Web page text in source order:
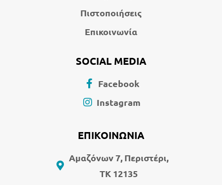
Πιστοποιήσεις
Επικοινωνία
SOCIAL MEDIA
Facebook
Instagram
ΕΠΙΚΟΙΝΩΝΙΑ
Αμαζόνων 7, Περιστέρι,
ΤΚ 12135